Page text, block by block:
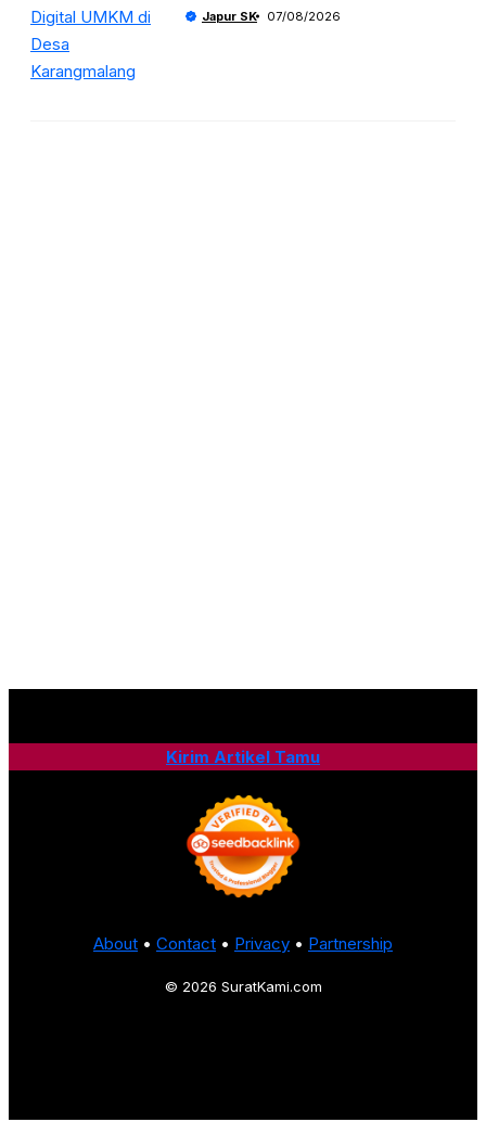
Japur SK 07/08/2026
Kirim Artikel Tamu
About • Contact • Privacy • Partnership
© 2026 SuratKami.com